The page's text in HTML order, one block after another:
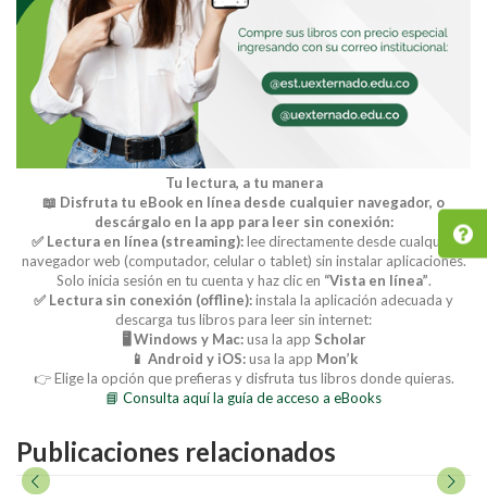
Tu lectura, a tu manera
📖 Disfruta tu eBook en línea desde cualquier navegador, o
descárgalo en la app para leer sin conexión:
✅ Lectura en línea (streaming):lee directamente desde cualquier
navegador web (computador, celular o tablet) sin instalar aplicaciones.
Solo inicia sesión en tu cuenta y haz clic en “Vista en línea”.
✅ Lectura sin conexión (offline):instala la aplicación adecuada y
descarga tus libros para leer sin internet:
🖥️ Windows y Mac:usa la app Scholar
📱 Android y iOS:usa la app Mon’k
👉 Elige la opción que prefieras y disfruta tus libros donde quieras.
📘 Consulta aquí la guía de acceso a eBooks
Publicaciones relacionados